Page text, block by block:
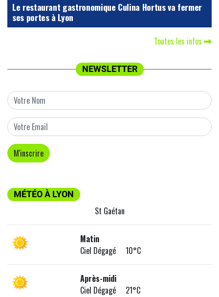
Le restaurant gastronomique Culina Hortus va fermer
ses portes à Lyon
Toutes les infos
NEWSLETTER
MÉTÉO À LYON
St Gaétan
Matin
Ciel Dégagé 10°C
Après-midi
Ciel Dégagé 21°C